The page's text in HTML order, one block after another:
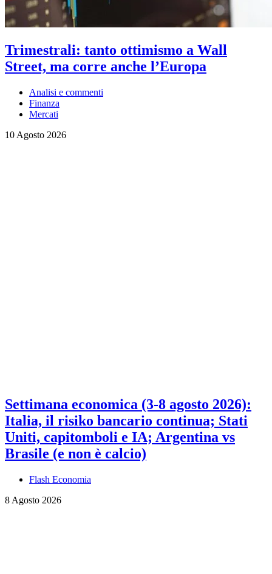
Trimestrali: tanto ottimismo a Wall
Street, ma corre anche l’Europa
Analisi e commenti
Finanza
Mercati
10 Agosto 2026
Settimana economica (3-8 agosto 2026):
Italia, il risiko bancario continua; Stati
Uniti, capitomboli e IA; Argentina vs
Brasile (e non è calcio)
Flash Economia
8 Agosto 2026